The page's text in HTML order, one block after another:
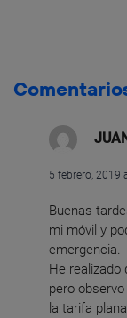
5 febrero, 2019
Buenas
mi móvil y
emergencia.
He realizado
pero
la tarifa